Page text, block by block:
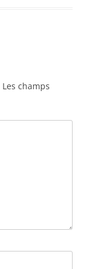
Les champs